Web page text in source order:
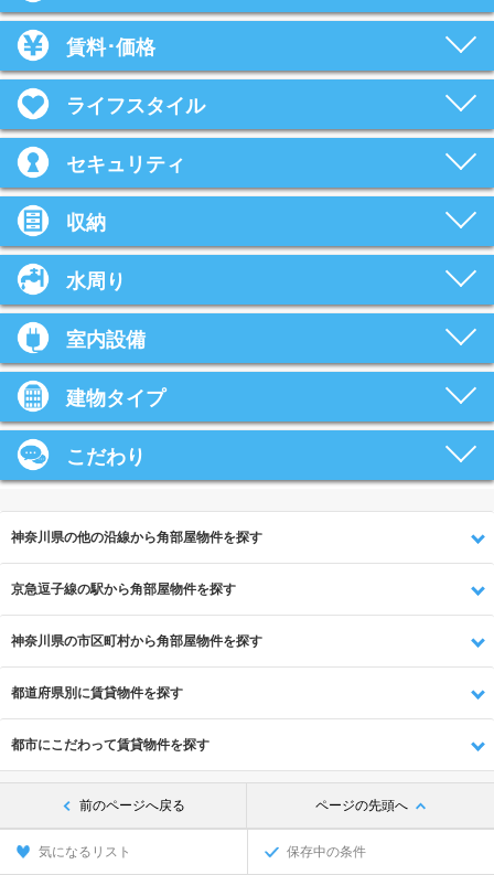
賃料･価格
ライフスタイル
セキュリティ
収納
水周り
室内設備
建物タイプ
こだわり
神奈川県の他の沿線から角部屋物件を探す
京急逗子線の駅から角部屋物件を探す
神奈川県の市区町村から角部屋物件を探す
都道府県別に賃貸物件を探す
都市にこだわって賃貸物件を探す
前のページへ戻る ページの先頭へ
気になるリスト 保存中の条件